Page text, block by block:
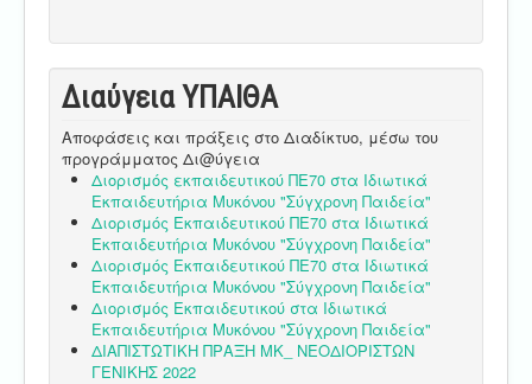
Διαύγεια ΥΠΑΙΘA
Αποφάσεις και πράξεις στο Διαδίκτυο, μέσω του
προγράμματος Δι@ύγεια
Διορισμός εκπαιδευτικού ΠΕ70 στα Ιδιωτικά
Εκπαιδευτήρια Μυκόνου "Σύγχρονη Παιδεία"
Διορισμός Εκπαιδευτικού ΠΕ70 στα Ιδιωτικά
Εκπαιδευτήρια Μυκόνου "Σύγχρονη Παιδεία"
Διορισμός Εκπαιδευτικού ΠΕ70 στα Ιδιωτικά
Εκπαιδευτήρια Μυκόνου "Σύγχρονη Παιδεία"
Διορισμός Εκπαιδευτικού στα Ιδιωτικά
Εκπαιδευτήρια Μυκόνου "Σύγχρονη Παιδεία"
ΔΙΑΠΙΣΤΩΤΙΚΗ ΠΡΑΞΗ ΜΚ_ ΝΕΟΔΙΟΡΙΣΤΩΝ
ΓΕΝΙΚΗΣ 2022